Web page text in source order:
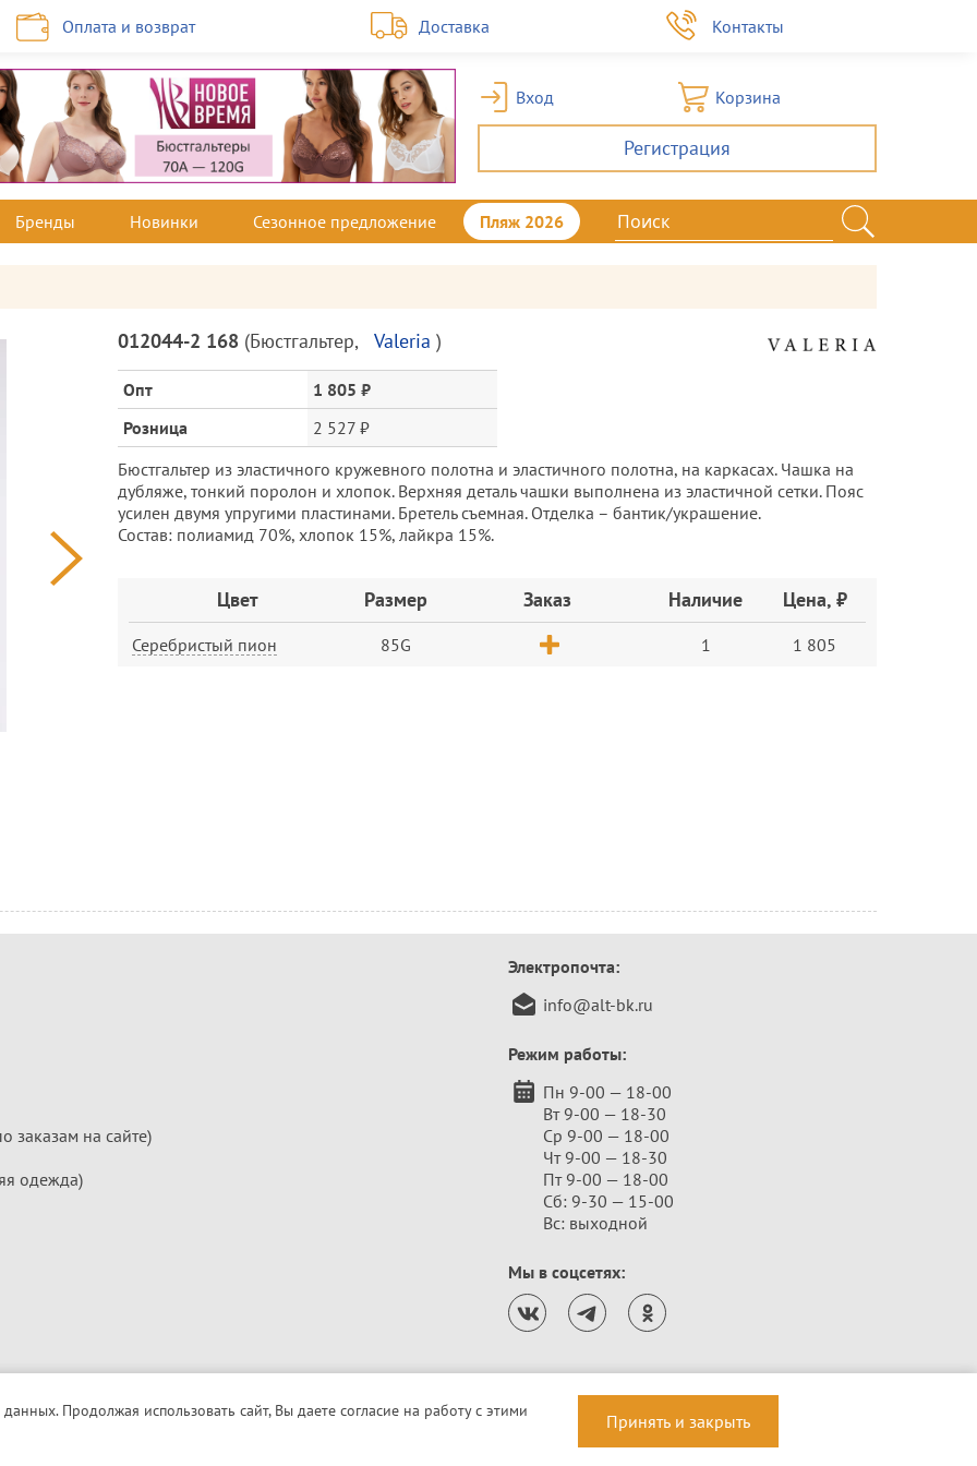
Оплата и возврат Доставка Контакты
Вход Корзина
Регистрация
Бренды Новинки Сезонное предложение Пляж 2026
Описание
товара
и
цена
012044-2 168 (Бюстгальтер, Valeria )
Опт
1 805 ₽
Розница
2 527 ₽
Бюстгальтер из эластичного кружевного полотна и эластичного полотна, на каркасах. Чашка на
дубляже, тонкий поролон и хлопок. Верхняя деталь чашки выполнена из эластичной сетки. Пояс
усилен двумя упругими пластинами. Бретель съемная. Отделка – бантик/украшение.
Состав: полиамид 70%, хлопок 15%, лайкра 15%.
Цвет Размер Заказ Наличие Цена, ₽
Серебристый пион 85G 1 1 805
заказам на сайте)
одежда)
Электропочта:
info@alt-bk.ru
Режим работы:
Пн 9-00 — 18-00
Вт 9-00 — 18-30
Ср 9-00 — 18-00
Чт 9-00 — 18-30
Пт 9-00 — 18-00
Сб: 9-30 — 15-00
Вс: выходной
Мы в соцсетях:
Продолжая использовать сайт, Вы даете согласие на работу с этими
Принять и закрыть